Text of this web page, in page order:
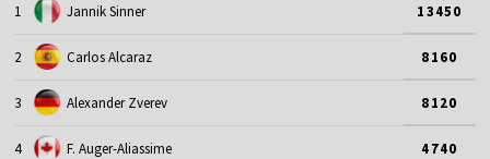
1 Jannik Sinner 13450
2 Carlos Alcaraz 8160
3 Alexander Zverev 8120
4 F. Auger-Aliassime 4740